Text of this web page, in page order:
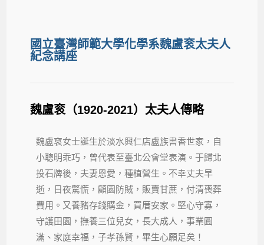
國立臺灣師範大學化學系魏盧衮太夫人
紀念講座
魏盧衮（1920-2021）太夫人傳略
魏盧袞女士誕生於淡水興仁店盧族書香世家，自
小聰明乖巧，曾代表至臺北公會堂表演。于歸北
投石牌後，夫妻恩愛，種植營生。不幸丈夫早
逝，日夜驚慌，顧園防賊，販賣甘蔗，付清喪葬
費用。又養豬存錢購金，買厝安家。堅心守寡，
守護田園，撫養三位兒女，長大成人，事業圓
滿、家庭幸福，子孝孫賢，畢生心願足矣！